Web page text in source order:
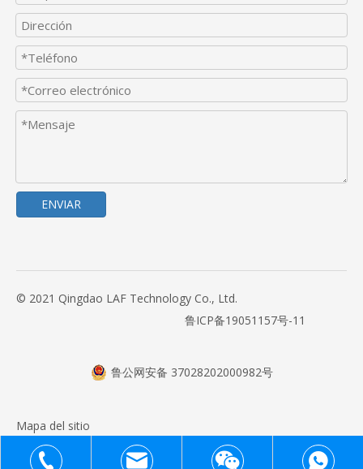
ENVIAR
© 2021 Qingdao LAF Technology Co., Ltd.
鲁ICP备19051157号-11
鲁公网安备 37028202000982号
Mapa del sitio